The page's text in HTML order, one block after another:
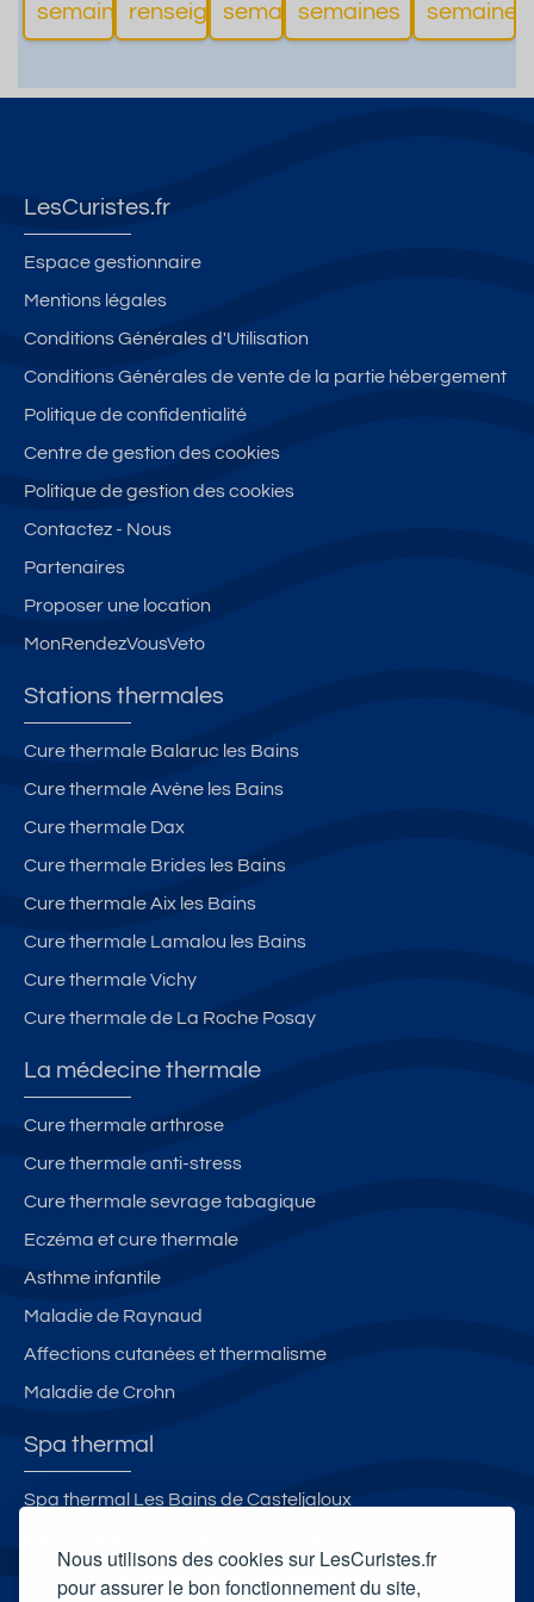
Nous utilisons des cookies sur LesCuristes.fr
pour assurer le bon fonctionnement du site,
semaines
d'informations
renseigné
d'informations
semaines
d'informations
semaines
d'informations
semaines
LesCuristes.fr
Espace gestionnaire
Mentions légales
Conditions Générales d'Utilisation
Conditions Générales de vente de la partie hébergement
Politique de confidentialité
Centre de gestion des cookies
Politique de gestion des cookies
Contactez - Nous
Partenaires
Proposer une location
MonRendezVousVeto
Stations thermales
Cure thermale Balaruc les Bains
Cure thermale Avène les Bains
Cure thermale Dax
Cure thermale Brides les Bains
Cure thermale Aix les Bains
Cure thermale Lamalou les Bains
Cure thermale Vichy
Cure thermale de La Roche Posay
La médecine thermale
Cure thermale arthrose
Cure thermale anti-stress
Cure thermale sevrage tabagique
Eczéma et cure thermale
Asthme infantile
Maladie de Raynaud
Affections cutanées et thermalisme
Maladie de Crohn
Spa thermal
Spa thermal Les Bains de Casteljaloux